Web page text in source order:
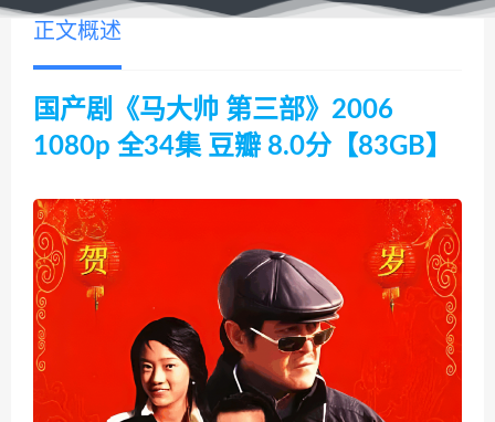
正文概述
国产剧《马大帅 第三部》2006
1080p 全34集 豆瓣 8.0分【83GB】